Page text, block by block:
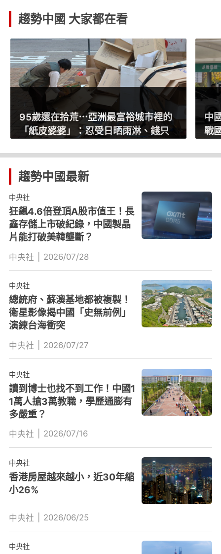
趨勢中國 大家都在看
95歲還在拾荒⋯亞洲最富裕城市裡的
「紙皮婆婆」：忍受日晒雨淋、錢只
中
戰
趨勢中國最新
中央社
狂飆4.6倍登頂A股市值王！長
鑫存儲上市破紀錄，中國製晶
片能打破美韓壟斷？
中央社 2026/07/28
中央社
總統府、蘇澳基地都被複製！
衛星影像揭中國「史無前例」
演練台海衝突
中央社 2026/07/27
中央社
讀到博士也找不到工作！中國1
1萬人搶3萬教職，學歷通膨有
多嚴重？
中央社 2026/07/16
中央社
香港房屋越來越小，近30年縮
小26%
中央社 2026/06/25
中央社